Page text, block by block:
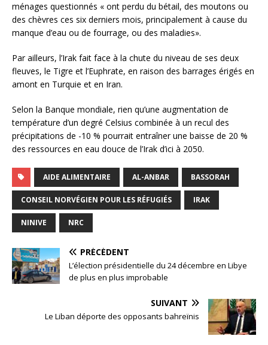
ménages questionnés « ont perdu du bétail, des moutons ou
des chèvres ces six derniers mois, principalement à cause du
manque d’eau ou de fourrage, ou des maladies».
Par ailleurs, l’Irak fait face à la chute du niveau de ses deux
fleuves, le Tigre et l’Euphrate, en raison des barrages érigés en
amont en Turquie et en Iran.
Selon la Banque mondiale, rien qu’une augmentation de
température d’un degré Celsius combinée à un recul des
précipitations de -10 % pourrait entraîner une baisse de 20 %
des ressources en eau douce de l’Irak d’ici à 2050.
AIDE ALIMENTAIRE AL-ANBAR BASSORAH
CONSEIL NORVÉGIEN POUR LES RÉFUGIÉS IRAK
NINIVE NRC
PRÉCÉDENT
L’élection présidentielle du 24 décembre en Libye
de plus en plus improbable
SUIVANT
Le Liban déporte des opposants bahreïnis